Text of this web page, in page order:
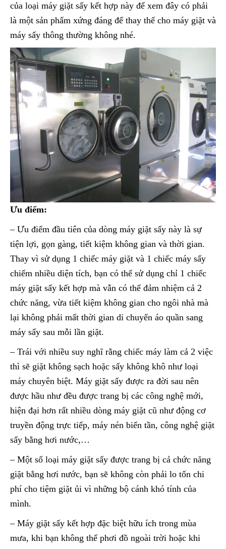
của loại máy giặt sấy kết hợp này để xem đây có phải
là một sản phẩm xứng đáng để thay thế cho máy giặt và
máy sấy thông thường không nhé.
Ưu điểm:
– Ưu điểm đầu tiên của dòng máy giặt sấy này là sự
tiện lợi, gọn gàng, tiết kiệm không gian và thời gian.
Thay vì sử dụng 1 chiếc máy giặt và 1 chiếc máy sấy
chiếm nhiều diện tích, bạn có thể sử dụng chỉ 1 chiếc
máy giặt sấy kết hợp mà vẫn có thể đảm nhiệm cả 2
chức năng, vừa tiết kiệm không gian cho ngôi nhà mà
lại không phải mất thời gian di chuyển áo quần sang
máy sấy sau mỗi lần giặt.
– Trái với nhiều suy nghĩ rằng chiếc máy làm cả 2 việc
thì sẽ giặt không sạch hoặc sấy không khô như loại
máy chuyên biệt. Máy giặt sấy được ra đời sau nên
được hầu như đều được trang bị các công nghệ mới,
hiện đại hơn rất nhiều dòng máy giặt cũ như động cơ
truyền động trực tiếp, máy nén biến tần, công nghệ giặt
sấy bằng hơi nước,…
– Một số loại máy giặt sấy được trang bị cả chức năng
giặt bằng hơi nước, bạn sẽ không còn phải lo tốn chi
phí cho tiệm giặt ủi vì những bộ cánh khó tính của
mình.
– Máy giặt sấy kết hợp đặc biệt hữu ích trong mùa
mưa, khi bạn không thể phơi đồ ngoài trời hoặc khi